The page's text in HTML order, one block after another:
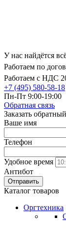
У нас найдётся
Работаем по
Работаем с НДС
+7 (495) 580-58-18
Пн-Пт 9:00-19:00
Обратная связь
Заказать
Ваше имя
Телефон
Удобное время
Антибот
Отправить
Каталог товаров
Оргтехника